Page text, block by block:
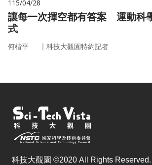
115/04/28
讓每一次揮空都有答案 運動科
式
何楷平 ｜ 科技大觀園特約記者
科技大觀園 ©2020 All Rights Reserved.